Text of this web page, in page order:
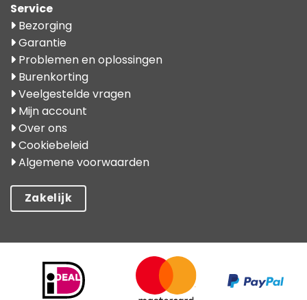
Service
Bezorging
Garantie
Problemen en oplossingen
Burenkorting
Veelgestelde vragen
Mijn account
Over ons
Cookiebeleid
Algemene voorwaarden
Zakelijk